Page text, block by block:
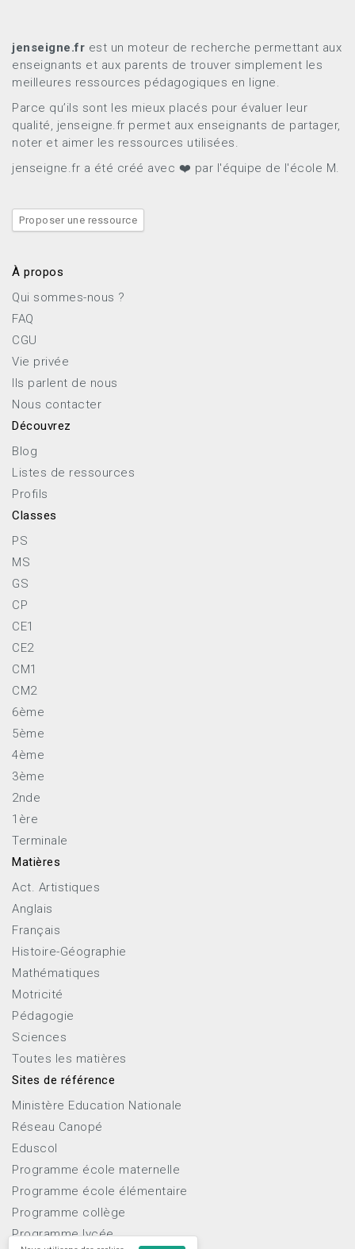
jenseigne.fr est un moteur de recherche permettant aux
enseignants et aux parents de trouver simplement les
meilleures ressources pédagogiques en ligne.
Parce qu’ils sont les mieux placés pour évaluer leur
qualité, jenseigne.fr permet aux enseignants de partager,
noter et aimer les ressources utilisées.
jenseigne.fr a été créé avec ❤️ par l'équipe de l'école M.
Proposer une ressource
À propos
Qui sommes-nous ?
FAQ
CGU
Vie privée
Ils parlent de nous
Nous contacter
Découvrez
Blog
Listes de ressources
Profils
Classes
PS
MS
GS
CP
CE1
CE2
CM1
CM2
6ème
5ème
4ème
3ème
2nde
1ère
Terminale
Matières
Act. Artistiques
Anglais
Français
Histoire-Géographie
Mathématiques
Motricité
Pédagogie
Sciences
Toutes les matières
Sites de référence
Ministère Education Nationale
Réseau Canopé
Eduscol
Programme école maternelle
Programme école élémentaire
Programme collège
Programme lycée